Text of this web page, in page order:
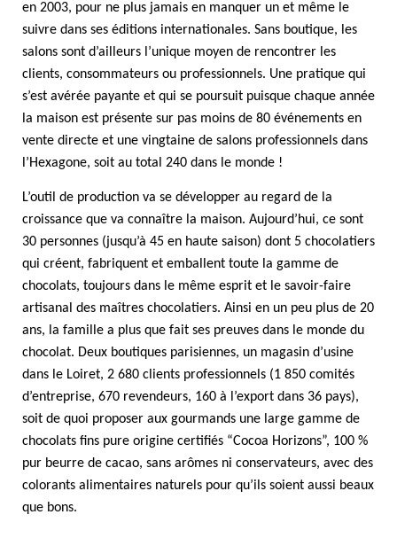
en 2003, pour ne plus jamais en manquer un et même le
suivre dans ses éditions internationales. Sans boutique, les
salons sont d’ailleurs l’unique moyen de rencontrer les
clients, consommateurs ou professionnels. Une pratique qui
s’est avérée payante et qui se poursuit puisque chaque année
la maison est présente sur pas moins de 80 événements en
vente directe et une vingtaine de salons professionnels dans
l’Hexagone, soit au total 240 dans le monde !
L’outil de production va se développer au regard de la
croissance que va connaître la maison. Aujourd’hui, ce sont
30 personnes (jusqu’à 45 en haute saison) dont 5 chocolatiers
qui créent, fabriquent et emballent toute la gamme de
chocolats, toujours dans le même esprit et le savoir-faire
artisanal des maîtres chocolatiers. Ainsi en un peu plus de 20
ans, la famille a plus que fait ses preuves dans le monde du
chocolat. Deux boutiques parisiennes, un magasin d’usine
dans le Loiret, 2 680 clients professionnels (1 850 comités
d’entreprise, 670 revendeurs, 160 à l’export dans 36 pays),
soit de quoi proposer aux gourmands une large gamme de
chocolats fins pure origine certifiés “Cocoa Horizons”, 100 %
pur beurre de cacao, sans arômes ni conservateurs, avec des
colorants alimentaires naturels pour qu’ils soient aussi beaux
que bons.